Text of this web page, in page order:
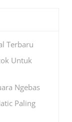
Terbaru
Untuk
Ngebas
Paling